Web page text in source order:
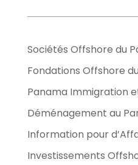
Sociétés Offshore du
Fondations Offshore
Panama Immigration
Déménagement au
Information pour
Investissements